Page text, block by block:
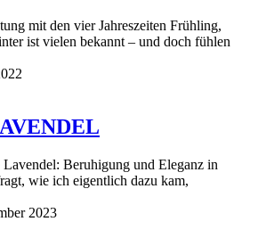
mit den vier Jahreszeiten Frühling,
ist vielen bekannt – und doch fühlen
Beruhigung und Eleganz in
wie ich eigentlich dazu kam,
2023